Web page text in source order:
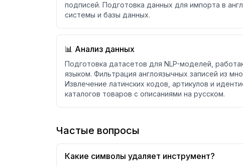
подписей. Подготовка данных для импорта в
системы и базы данных.
📊 Анализ данных
Подготовка датасетов для NLP-моделей,
языком. Фильтрация англоязычных записей из
Извлечение латинских кодов, артикулов и
каталогов товаров с описаниями на русском.
Частые вопросы
Какие символы удаляет инструмент?